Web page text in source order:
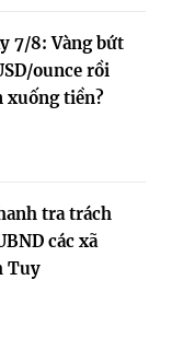
7/8: Vàng bứt
ounce rồi
xuống tiền?
tra trách
các xã
Tuy